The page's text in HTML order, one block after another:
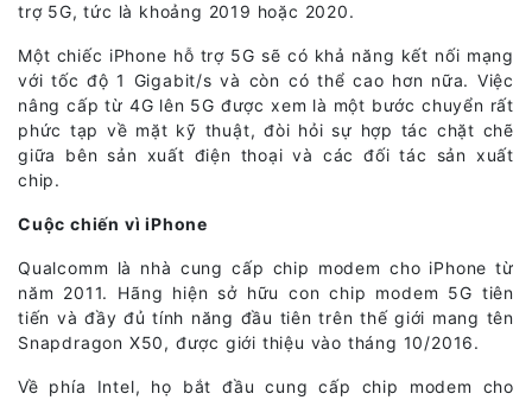
trợ 5G, tức là khoảng 2019 hoặc 2020.
Một chiếc iPhone hỗ trợ 5G sẽ có khả năng kết nối mạng
với tốc độ 1 Gigabit/s và còn có thể cao hơn nữa. Việc
nâng cấp từ 4G lên 5G được xem là một bước chuyển rất
phức tạp về mặt kỹ thuật, đòi hỏi sự hợp tác chặt chẽ
giữa bên sản xuất điện thoại và các đối tác sản xuất
chip.
Cuộc chiến vì iPhone
Qualcomm là nhà cung cấp chip modem cho iPhone từ
năm 2011. Hãng hiện sở hữu con chip modem 5G tiên
tiến và đầy đủ tính năng đầu tiên trên thế giới mang tên
Snapdragon X50, được giới thiệu vào tháng 10/2016.
Về phía Intel, họ bắt đầu cung cấp chip modem cho